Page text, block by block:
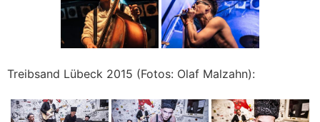
Treibsand Lübeck 2015 (Fotos: Olaf Malzahn):